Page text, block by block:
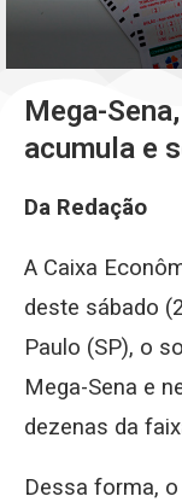
Mega-
acumula e
Da Redação
A Caixa
deste sábado
Paulo (SP), o
Mega-Sena e
dezenas da
Dessa forma,